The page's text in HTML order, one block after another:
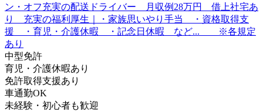
中型免許
育児・介護休暇あり
免許取得支援あり
車通勤OK
未経験・初心者も歓迎